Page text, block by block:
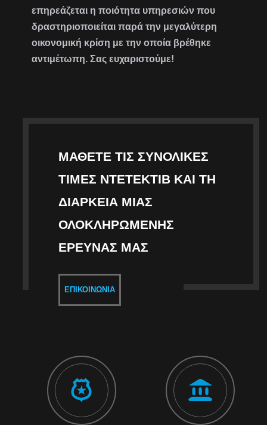
επηρεάζεται η ποιότητα υπηρεσιών που
δραστηριοποιείται παρά την μεγαλύτερη
οικονομική κρίση με την οποία βρέθηκε
αντιμέτωπη. Σας ευχαριστούμε!
ΜΆΘΕΤΕ ΤΙΣ ΣΥΝΟΛΙΚΈΣ
ΤΙΜΈΣ ΝΤΕΤΈΚΤΙΒ ΚΑΙ ΤΗ
ΔΙΆΡΚΕΙΑ ΜΙΑΣ
ΟΛΟΚΛΗΡΩΜΈΝΗΣ
ΈΡΕΥΝΑΣ ΜΑΣ
ΕΠΙΚΟΙΝΩΝΊΑ